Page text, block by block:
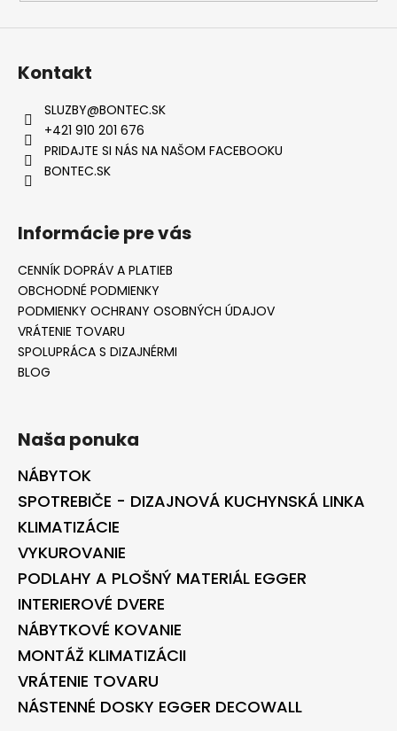
Kontakt
SLUZBY@BONTEC.SK
+421 910 201 676
PRIDAJTE SI NÁS NA NAŠOM FACEBOOKU
BONTEC.SK
Informácie pre vás
CENNÍK DOPRÁV A PLATIEB
OBCHODNÉ PODMIENKY
PODMIENKY OCHRANY OSOBNÝCH ÚDAJOV
VRÁTENIE TOVARU
SPOLUPRÁCA S DIZAJNÉRMI
BLOG
Naša ponuka
NÁBYTOK
SPOTREBIČE - DIZAJNOVÁ KUCHYNSKÁ LINKA
KLIMATIZÁCIE
VYKUROVANIE
PODLAHY A PLOŠNÝ MATERIÁL EGGER
INTERIEROVÉ DVERE
NÁBYTKOVÉ KOVANIE
MONTÁŽ KLIMATIZÁCII
VRÁTENIE TOVARU
NÁSTENNÉ DOSKY EGGER DECOWALL